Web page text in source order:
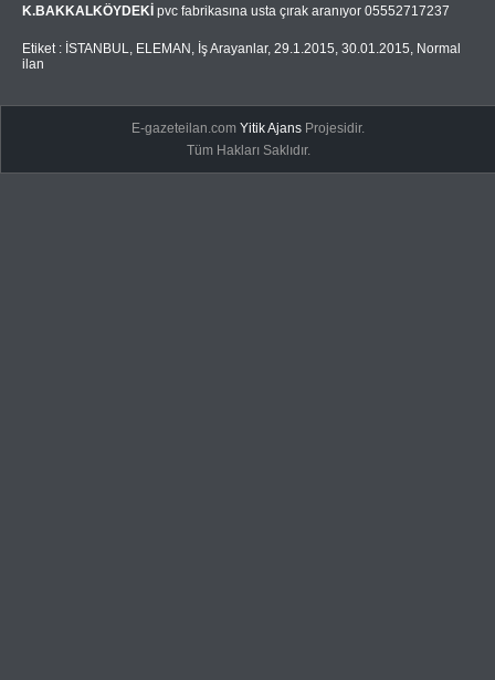
K.BAKKALKÖYDEKİ pvc fabrikasına usta çırak aranıyor 05552717237
Etiket : İSTANBUL, ELEMAN , İş Arayanlar, 29.1.2015, 30.01.2015, Normal
ilan
E-gazeteilan.comYitik Ajans Projesidir.
Tüm Hakları Saklıdır.